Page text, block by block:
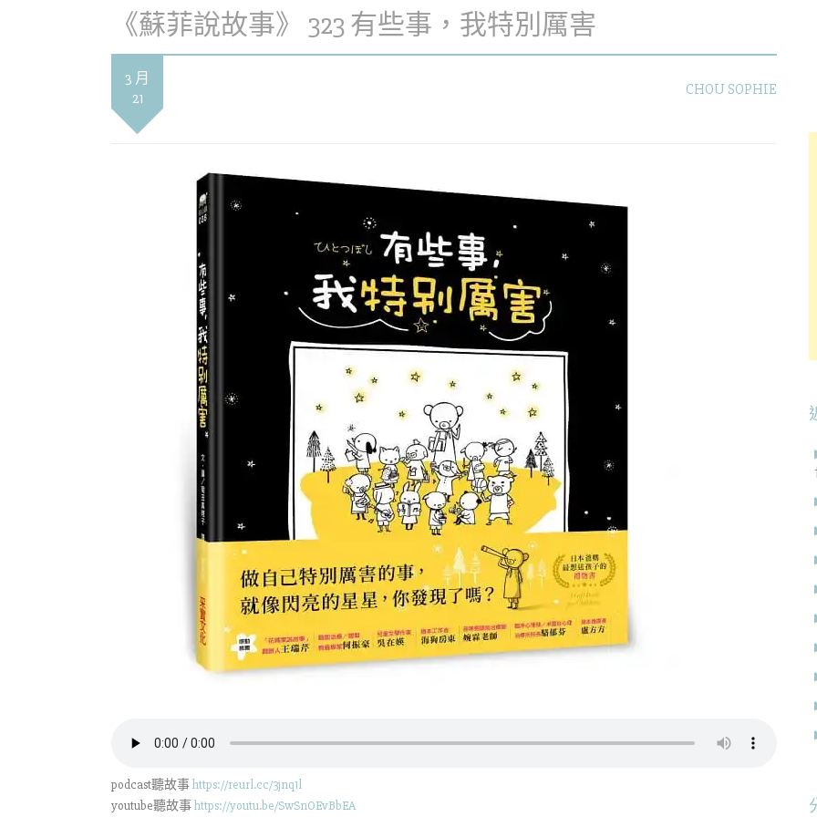
《蘇菲說故事》 323 有些事，我特別厲害
3 月
21
CHOU SOPHIE
podcast聽故事https://reurl.cc/3jnq1l
youtube聽故事https://youtu.be/SwSnOEvBbEA